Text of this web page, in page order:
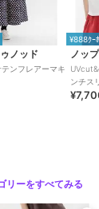
ノッド
ンフレアーマキ
¥888ｸｰ
ノッ
ンチス
リーをすべてみる